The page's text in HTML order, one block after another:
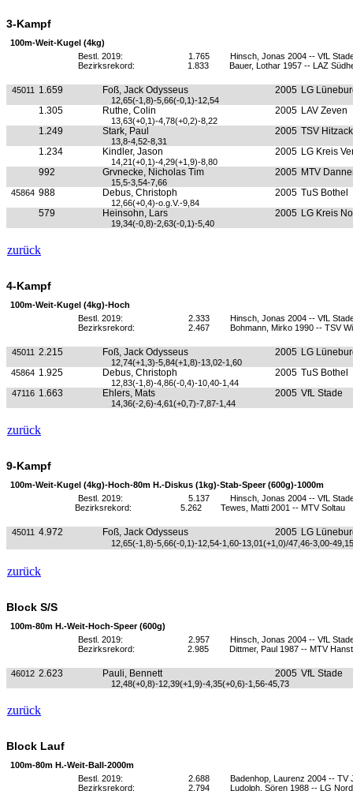
3-Kampf
100m-Weit-Kugel (4kg)
Bestl. 2019:
1.765
Hinsch, Jonas 2004 -- VfL
Bezirksrekord:
1.833 Bauer, Lothar 1957 -- LAZ
45011 1.659 Foß, Jack Odysseus 2005 LG
12,65(-1,8)-5,66(-0,1)-12,54
1.305 Ruthe, Colin 2005 LAV Zeven
13,63(+0,1)-4,78(+0,2)-8,22
1.249 Stark, Paul 2005 TSV
13,8-4,52-8,31
1.234 Kindler, Jason 2005 LG Kreis
14,21(+0,1)-4,29(+1,9)-8,80
992 Grvnecke, Nicholas Tim 2005 MTV
15,5-3,54-7,66
45864 988 Debus, Christoph 2005 TuS Bothel
12,66(+0,4)-o.g.V.-9,84
579 Heinsohn, Lars 2005 LG Kreis
19,34(-0,8)-2,63(-0,1)-5,40
zurück
4-Kampf
100m-Weit-Kugel (4kg)-Hoch
Bestl. 2019:
2.333
Hinsch, Jonas 2004 -- VfL
Bezirksrekord:
2.467 Bohmann, Mirko 1990 -- TSV
45011 2.215 Foß, Jack Odysseus 2005 LG
12,74(+1,3)-5,84(+1,8)-13,02-1,60
45864 1.925 Debus, Christoph 2005 TuS Bothel
12,83(-1,8)-4,86(-0,4)-10,40-1,44
47116 1.663 Ehlers, Mats 2005 VfL Stade
14,36(-2,6)-4,61(+0,7)-7,87-1,44
zurück
9-Kampf
100m-Weit-Kugel (4kg)-Hoch-80m H.-Diskus (1kg)-Stab-Speer (600g)-1000m
Bestl. 2019:
5.137
Hinsch, Jonas 2004 -- VfL
Bezirksrekord:
5.262 Tewes, Matti 2001 -- MTV Soltau
45011 4.972 Foß, Jack Odysseus 2005 LG
12,65(-1,8)-5,66(-0,1)-12,54-1,60-13,01(+1,0)/47,46-3,00-
zurück
Block S/S
100m-80m H.-Weit-Hoch-Speer (600g)
Bestl. 2019:
2.957
Hinsch, Jonas 2004 -- VfL
Bezirksrekord:
2.985 Dittmer, Paul 1987 -- MTV
46012 2.623 Pauli, Bennett 2005 VfL Stade
12,48(+0,8)-12,39(+1,9)-4,35(+0,6)-1,56-45,73
zurück
Block Lauf
100m-80m H.-Weit-Ball-2000m
Bestl. 2019:
2.688
Badenhop, Laurenz 2004 -- TV
Bezirksrekord:
2.794 Ludolph, Sören 1988 -- LG